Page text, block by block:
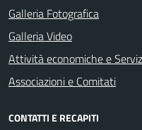
Galleria Fotografica
Galleria Video
Attività economiche e
Associazioni e Comitati
CONTATTI E RECAPITI